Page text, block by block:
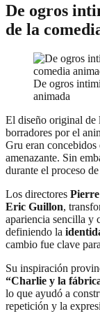
De ogros
de la
De ogros
animada
El diseño original de
borradores por el
Gru eran concebidos
amenazante. Sin
durante el proceso
Los directores
Eric Guillon,
apariencia sencilla y
definiendo la
cambio fue clave
Su inspiración
“Charlie y la
lo que ayudó a
repetición y la